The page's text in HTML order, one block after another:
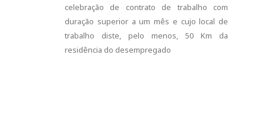
celebração de contrato de trabalho com
duração superior a um mês e cujo local de
trabalho diste, pelo menos, 50 Km da
residência do desempregado